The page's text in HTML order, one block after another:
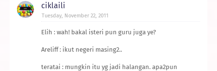
ciklaili
Tuesday, November 22, 2011
Elih : wah! bakal isteri pun guru juga ye?
Areliff : ikut negeri masing2..
teratai : mungkin itu yg jadi halangan. apa2pun